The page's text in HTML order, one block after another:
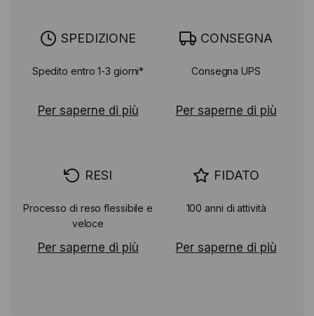
SPEDIZIONE
Spedito entro 1-3 giorni*
Per saperne di più
CONSEGNA
Consegna UPS
Per saperne di più
RESI
Processo di reso flessibile e
veloce
Per saperne di più
FIDATO
100 anni di attività
Per saperne di più